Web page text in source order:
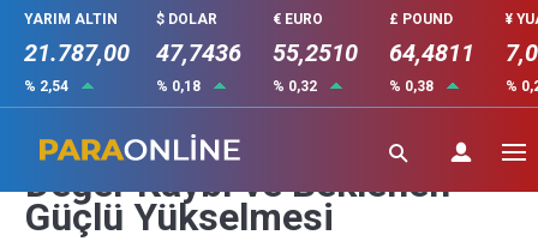
YARIM ALTIN
21.787,00
% 2,54
$ DOLAR
47,7436
% 0,18
€ EURO
55,2510
% 0,32
£ POUND
64,4811
% 0,38
¥
%
Büyük İkilem: Bu 2 Altcoinin
Değer Kaybı ve Beklenen
Güçlü Yükselmesi